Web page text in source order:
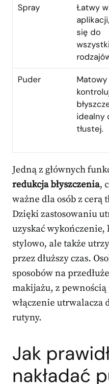
Spray
Łatwy w
się do
Puder
idealny
tłustej.
Jedną z głównych
redukcja błyszczenia,
ważne dla osób z cerą
Dzięki zastosowaniu
uzyskać
stylowo, ale także
przez dłuższy czas.
sposobów na
makijażu, z
włączenie utrwalacza
rutyny.
Jak
nakładać